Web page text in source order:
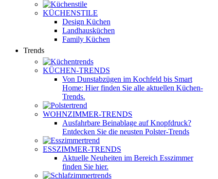
KÜCHENSTILE
Design Küchen
Landhausküchen
Family Küchen
Trends
KÜCHEN-TRENDS
Von Dunstabzügen im Kochfeld bis Smart
Home: Hier finden Sie alle aktuellen Küchen-
Trends.
WOHNZIMMER-TRENDS
Ausfahrbare Beinablage auf Knopfdruck?
Entdecken Sie die neusten Polster-Trends
ESSZIMMER-TRENDS
Aktuelle Neuheiten im Bereich Esszimmer
finden Sie hier.